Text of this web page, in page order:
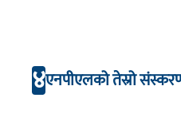
४एनपीएलको तेस्रो